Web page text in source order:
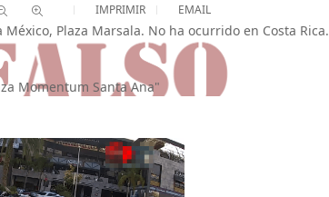
IMPRIMIR EMAIL
México, Plaza Marsala. No ha ocurrido en Costa Rica.
Momentum Santa Ana"